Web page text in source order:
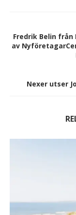
Fredrik Belin
av
Nexer utser